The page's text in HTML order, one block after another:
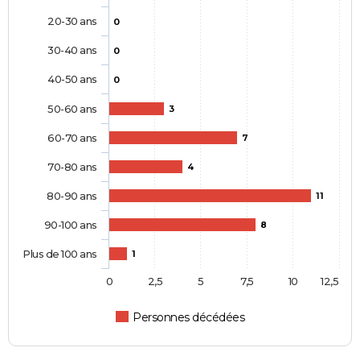
0
0
0
3
7
4
11
8
1
Personnes décédées
20-30 ans
30-40 ans
40-50 ans
50-60 ans
60-70 ans
70-80 ans
80-90 ans
90-100 ans
Plus de 100 ans
0 10
2,5 5 7,5 12,5